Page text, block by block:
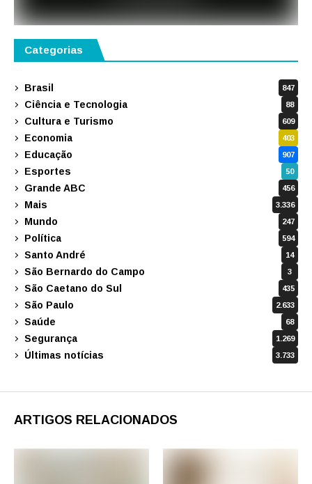
Categorias
Brasil 847
Ciência e Tecnologia 88
Cultura e Turismo 609
Economia 403
Educação 907
Esportes 50
Grande ABC 456
Mais 3.336
Mundo 247
Política 594
Santo André 14
São Bernardo do Campo 3
São Caetano do Sul 435
São Paulo 2.633
Saúde 68
Segurança 1.269
Últimas notícias 3.733
ARTIGOS RELACIONADOS